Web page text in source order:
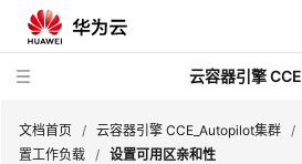
云容器引擎 CCE
文档首页 / 云容器引擎 CCE_Autopilot集群 /
置工作负载 / 设置可用区亲和性